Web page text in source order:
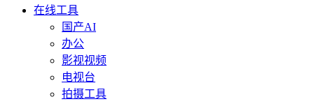
在线工具
国产AI
办公
影视视频
电视台
拍摄工具